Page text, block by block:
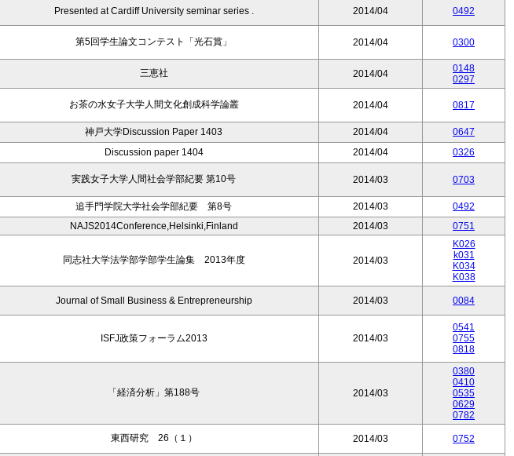
Presented at Cardiff University seminar series . 2014/04 0492
第5回学生論文コンテスト「光石賞」 2014/04 0300
三恵社 2014/04
0148
0297
お茶の水女子大学人間文化創成科学論叢 2014/04 0817
神戸大学Discussion Paper 1403 2014/04
0647
Discussion paper 1404 2014/04
0326
実践女子大学人間社会学部紀要 第10号 2014/03 0703
追手門学院大学社会学部紀要 第8号 2014/03
0492
NAJS2014Conference,Helsinki,Finland 2014/03 0751
同志社大学法学部学部学生論集 2013年度 2014/03
K026
k031
K034
K038
Journal of Small Business & Entrepreneurship 2014/03 0084
ISFJ政策フォーラム2013 2014/03
0541
0755
0818
「経済分析」第188号 2014/03
0380
0410
0535
0629
0782
東西研究 26（１） 2014/03 0752